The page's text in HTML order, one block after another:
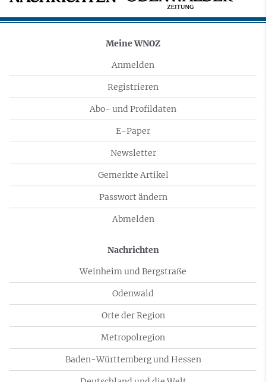
Meine WNOZ
Anmelden
Registrieren
Abo- und Profildaten
E-Paper
Newsletter
Gemerkte Artikel
Passwort ändern
Abmelden
Nachrichten
Weinheim und Bergstraße
Odenwald
Orte der Region
Metropolregion
Baden-Württemberg und Hessen